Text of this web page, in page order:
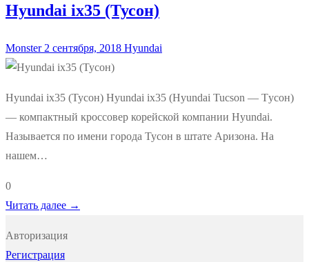
Hyundai ix35 (Тусон)
Monster 2 сентября, 2018 Hyundai
Hyundai ix35 (Тусон) Hyundai ix35 (Hyundai Tucson — Тyсон)
— компактный кроссовер корейской компании Hyundai.
Называется по имени города Тусон в штате Аризона. На
нашем…
0
Читать далее →
Авторизация
Регистрация